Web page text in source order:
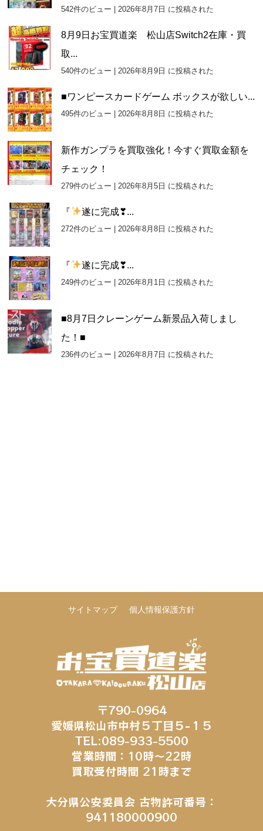
542件のビュー | 2026年8月7日 に投稿された
8月9日お宝買道楽 松山店Switch2在庫・買
取...
540件のビュー | 2026年8月9日 に投稿された
■ワンピースカードゲーム ボックスが欲しい...
495件のビュー | 2026年8月8日 に投稿された
新作ガンプラを買取強化！今すぐ買取金額を
チェック！
279件のビュー | 2026年8月5日 に投稿された
『 遂に完成❣...
272件のビュー | 2026年8月8日 に投稿された
『 遂に完成❣...
249件のビュー | 2026年8月1日 に投稿された
■8月7日クレーンゲーム新景品入荷しまし
た！■
236件のビュー | 2026年8月7日 に投稿された
サイトマップ 個人情報保護方針
〒790-0964
愛媛県松山市中村５丁目５−１５
TEL:089-933-5500
営業時間：10時～22時
買取受付時間 21時まで
大分県公安委員会 古物許可番号：
941180000900